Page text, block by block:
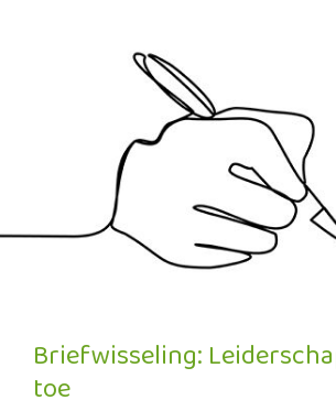
Briefwisseling:
toe